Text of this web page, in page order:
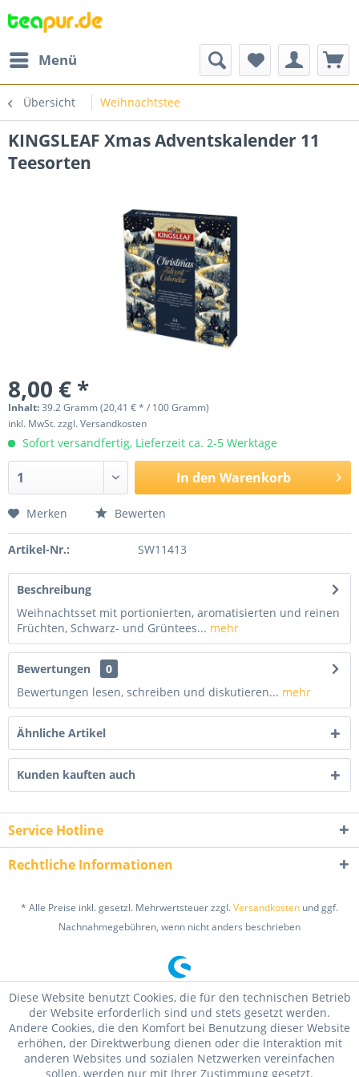
Menü
Übersicht Weihnachtstee
KINGSLEAF Xmas Adventskalender 11
Teesorten
8,00 € *
Inhalt:39.2 Gramm (20,41 € * / 100 Gramm)
inkl. MwSt.zzgl. Versandkosten
Sofort versandfertig, Lieferzeit ca. 2-5 Werktage
In den Warenkorb
Merken Bewerten
Artikel-Nr.: SW11413
Beschreibung
Weihnachtsset mit portionierten, aromatisierten und reinen
Früchten, Schwarz- und Grüntees... mehr
Bewertungen
0
Bewertungen lesen, schreiben und diskutieren... mehr
Ähnliche Artikel
Kunden kauften auch
Service Hotline
Rechtliche Informationen
* Alle Preise inkl. gesetzl. Mehrwertsteuer zzgl.Versandkosten und ggf.
Nachnahmegebühren, wenn nicht anders beschrieben
Diese Website benutzt Cookies, die für den technischen Betrieb
der Website erforderlich sind und stets gesetzt werden.
Andere Cookies, die den Komfort bei Benutzung dieser Website
erhöhen, der Direktwerbung dienen oder die Interaktion mit
anderen Websites und sozialen Netzwerken vereinfachen
sollen, werden nur mit Ihrer Zustimmung gesetzt.